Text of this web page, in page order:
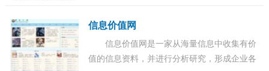
信息价值网
信息价值网是一家从海量信息中收集有价
值的信息资料，并进行分析研究，形成企业各